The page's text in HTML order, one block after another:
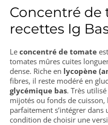
Concentré de
recettes Ig
Le concentré de tomate
tomates mûres cuites
dense. Riche en lycopène
fibres, il reste modéré en
glycémique bas. Très
mijotés ou fonds de
parfaitement s’intégrer dans
condition de choisir une